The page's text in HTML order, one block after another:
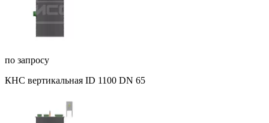
по запросу
КНС вертикальная ID 1100 DN 65